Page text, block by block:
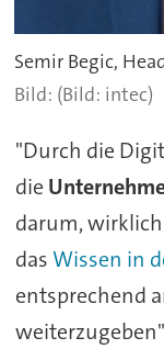
Semir Begic,
(Bild: intec)
"Durch die
die
darum,
dasWissen in
entsprechend